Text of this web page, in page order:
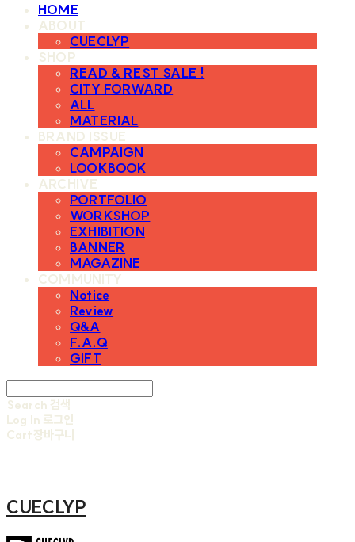
HOME
ABOUT
CUECLYP
SHOP
READ & REST SALE !
CITY FORWARD
ALL
MATERIAL
BRAND ISSUE
CAMPAIGN
LOOKBOOK
ARCHIVE
PORTFOLIO
WORKSHOP
EXHIBITION
BANNER
MAGAZINE
COMMUNITY
Notice
Review
Q&A
F.A.Q
GIFT
Search 검색
Log In 로그인
Cart장바구니
CUECLYP